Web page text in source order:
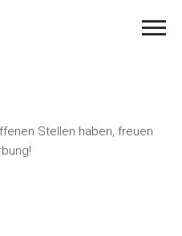
Stellen haben, freuen